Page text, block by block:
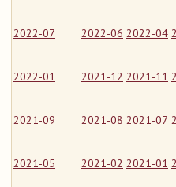
2022-07 2022-06 2022-04
2022-01 2021-12 2021-11
2021-09 2021-08 2021-07
2021-05 2021-02 2021-01